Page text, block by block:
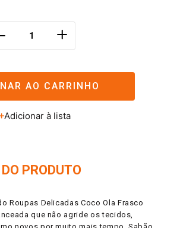
＋
AO CARRINHO
PRODUTO
Roupas Delicadas Coco Ola Frasco
que não agride os tecidos,